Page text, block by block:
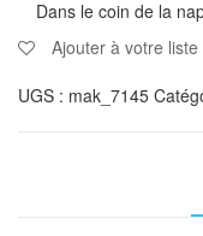
Dans le coin de la
Ajouter à votre liste
UGS : mak_7145